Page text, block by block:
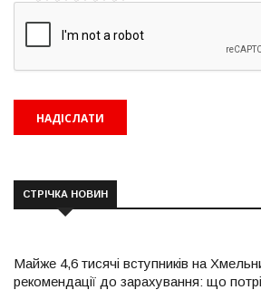
СТРІЧКА НОВИН
Майже 4,6 тисячі вступників на
рекомендації до зарахування: що